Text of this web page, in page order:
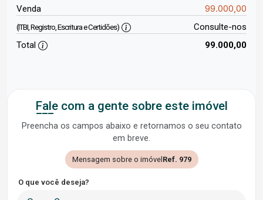
Venda 99.000,00
(ITBI, Registro, Escritura e Certidões)
Consulte-nos
Total
99.000,00
Fale com a gente sobre este imóvel
Preencha os campos abaixo e retornamos o seu contato
em breve.
Mensagem sobre o imóvelRef. 979
O que você deseja?